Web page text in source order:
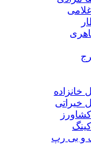
خانزاده
خیراتی
و بی رپ